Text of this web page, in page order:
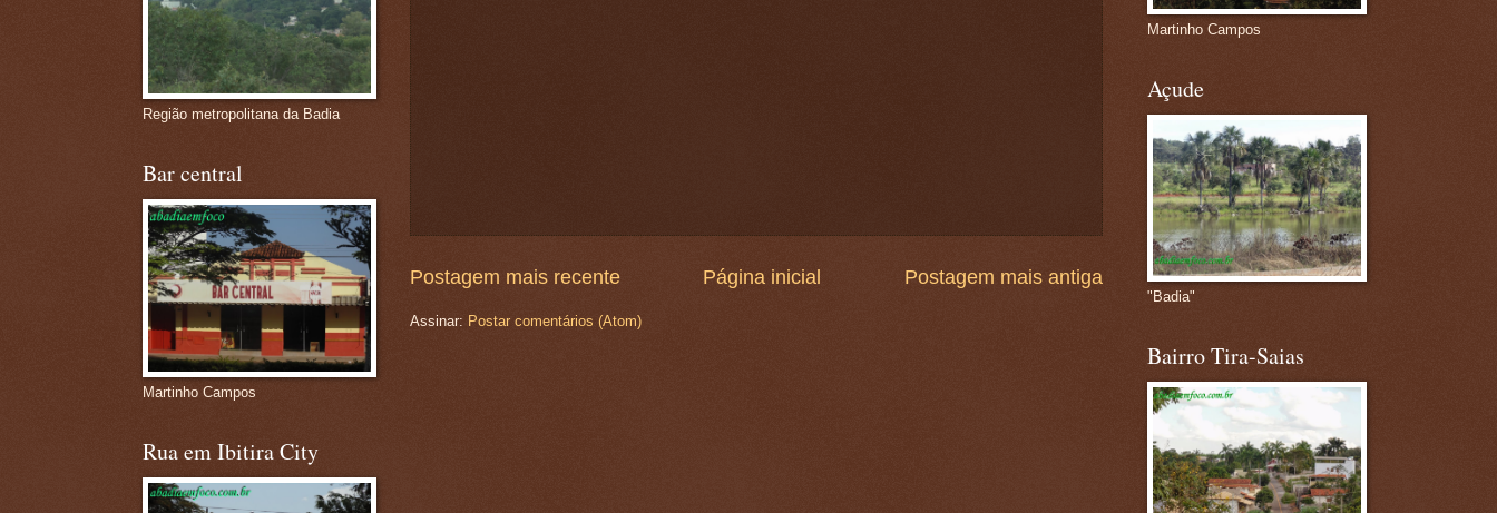
Postagem mais recente Postagem mais antiga
Página inicial
Assinar: Postar comentários (Atom)
Região metropolitana da Badia
Bar central
Martinho Campos
Rua em Ibitira City
Martinho Campos
Açude
"Badia"
Bairro Tira-Saias